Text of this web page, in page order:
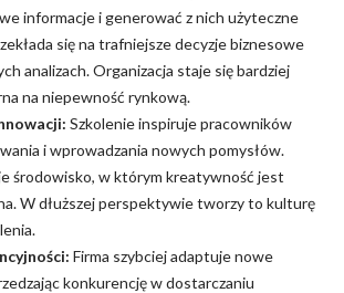
informacje i generować z nich użyteczne
się na trafniejsze decyzje biznesowe
analizach. Organizacja staje się bardziej
na niepewność rynkową.
Szkolenie inspiruje pracowników
i wprowadzania nowych pomysłów.
środowisko, w którym kreatywność jest
W dłuższej perspektywie tworzy to kulturę
Firma szybciej adaptuje nowe
konkurencję w dostarczaniu